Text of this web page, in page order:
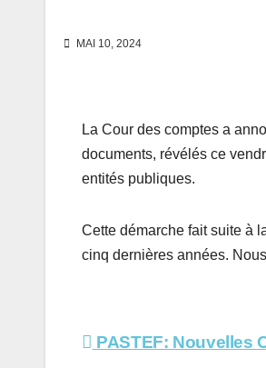
MAI 10, 2024
La Cour des comptes a
documents, révélés ce
entités publiques.
Cette démarche fait suite à
cinq dernières années.
Navigation
PASTEF: Nouvelles